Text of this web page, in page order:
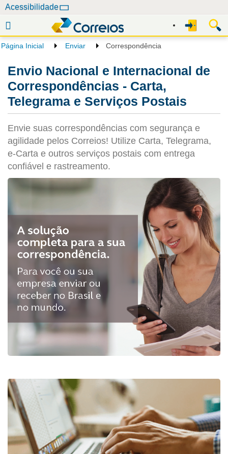
e
Acessibilidade
Página Inicial Enviar Correspondência
Envio Nacional e Internacional de
Correspondências - Carta,
Telegrama e Serviços Postais
Envie suas correspondências com segurança e
agilidade pelos Correios! Utilize Carta, Telegrama,
e-Carta e outros serviços postais com entrega
confiável e rastreamento.